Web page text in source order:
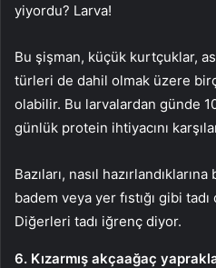
yiyordu? Larva!
Bu şişman, küçük kurtçuklar,
türleri de dahil olmak üzere
olabilir. Bu larvalardan günde
günlük protein ihtiyacını
Bazıları, nasıl
badem veya yer fıstığı gibi
Diğerleri tadı iğrenç diyor.
6. Kızarmış akçaağaç